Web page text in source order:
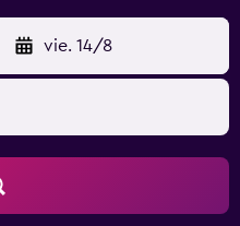
personal de diseño. Este
a Internet wifi gratis.
de negocios incluyen
también incluyen
de pelo. Se ofrece
y es posible solicitar
de ocio y
gimnasio.
vie. 14/8